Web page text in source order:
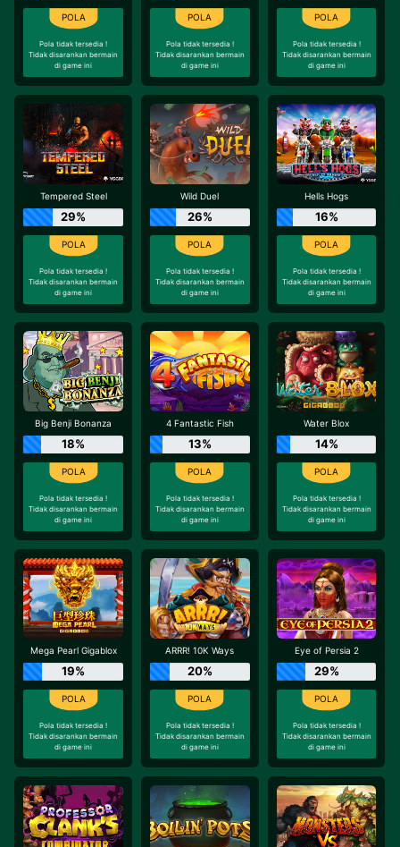
Pola tidak tersedia !
Tidak disarankan bermain
di game ini
Pola tidak tersedia !
Tidak disarankan bermain
di game ini
Pola tidak tersedia !
Tidak disarankan bermain
di game ini
Tempered Steel
29%
Pola tidak tersedia !
Tidak disarankan bermain
di game ini
Wild Duel
26%
Pola tidak tersedia !
Tidak disarankan bermain
di game ini
Hells Hogs
16%
Pola tidak tersedia !
Tidak disarankan bermain
di game ini
Big Benji Bonanza
18%
Pola tidak tersedia !
Tidak disarankan bermain
di game ini
4 Fantastic Fish
13%
Pola tidak tersedia !
Tidak disarankan bermain
di game ini
Water Blox
14%
Pola tidak tersedia !
Tidak disarankan bermain
di game ini
Mega Pearl Gigablox
19%
Pola tidak tersedia !
Tidak disarankan bermain
di game ini
ARRR! 10K Ways
20%
Pola tidak tersedia !
Tidak disarankan bermain
di game ini
Eye of Persia 2
29%
Pola tidak tersedia !
Tidak disarankan bermain
di game ini